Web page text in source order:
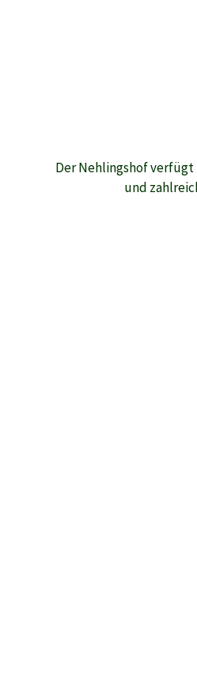
Der Nehlingshof
und